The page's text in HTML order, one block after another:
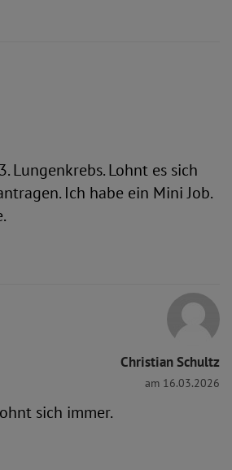
Lungenkrebs. Lohnt es sich
Ich habe ein Mini Job.
Christian Schultz
am 16.03.2026
sich immer.